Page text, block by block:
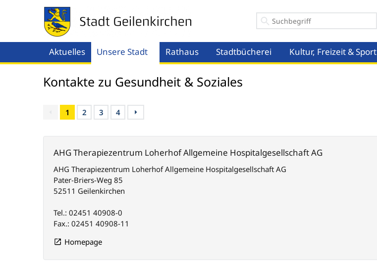
Aktuelles
Unsere Stadt
Rathaus
Stadtbücherei
Kultur, Freizeit & Sport
Kontakte zu Gesundheit & Soziales
AHG Therapiezentrum Loherhof Allgemeine Hospitalgesellschaft AG
AHG Therapiezentrum Loherhof Allgemeine Hospitalgesellschaft AG
Pater-Briers-Weg 85
52511 Geilenkirchen
Tel.: 02451 40908-0
Fax.: 02451 40908-11
Homepage
1 2 3 4